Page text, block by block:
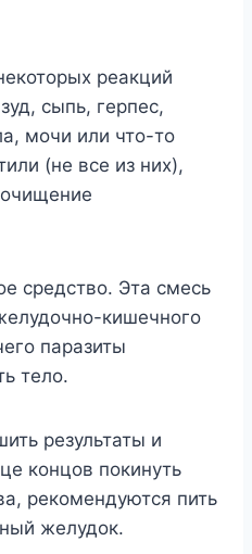
реакций
сыпь, герпес,
мочи или что-то
(не все из них),
очищение
средство. Эта смесь
кишечного
паразиты
тело.
результаты и
концов покинуть
рекомендуются пить
желудок.